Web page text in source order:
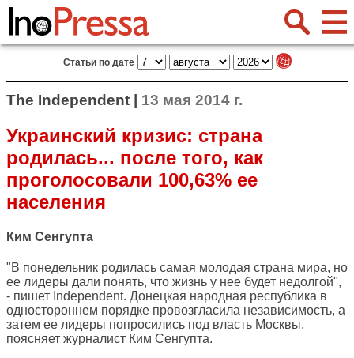
Статьи по дате
The Independent | 13 мая 2014 г.
Украинский кризис: страна
родилась... после того, как
проголосовали 100,63% ее
населения
Ким Сенгупта
"В понедельник родилась самая молодая страна мира, но
ее лидеры дали понять, что жизнь у нее будет недолгой",
- пишет Independent. Донецкая народная республика в
одностороннем порядке провозгласила независимость, а
затем ее лидеры попросились под власть Москвы,
поясняет журналист Ким Сенгупта.